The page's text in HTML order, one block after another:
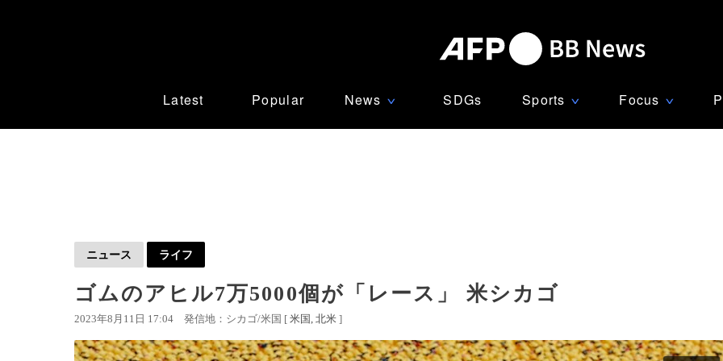
Latest Popular News ∨ SDGs Sports ∨ Focus ∨
ニュース ライフ
ゴムのアヒル7万5000個が「レース」 米シカゴ
2023年8月11日 17:04 発信地：シカゴ/米国 [ 米国 北米 ]